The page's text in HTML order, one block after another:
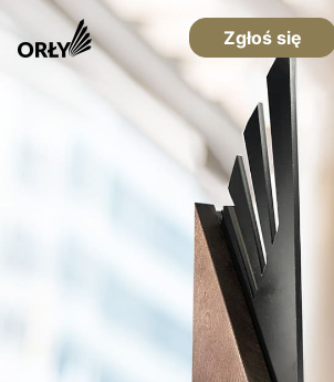
Zgłoś się